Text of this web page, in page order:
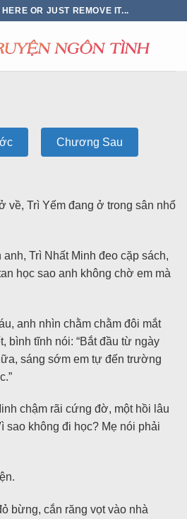
OR JUST REMOVE IT...
Chương Sau
về, Trì Yếm đang ở trong sân nhổ
Trì Nhất Minh đeo cặp sách,
học sao anh không chờ em mà
anh nhìn chằm chằm đôi mắt
bình tĩnh nói: “Bắt đầu từ ngày
sáng sớm em tự đến trường
chậm rãi cứng đờ, một hồi lâu
sao không đi học? Mẹ nói phải
bừng, cắn răng vọt vào nhà